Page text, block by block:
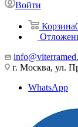
Войти
Корзина
г. Москва, ул.
WhatsApp